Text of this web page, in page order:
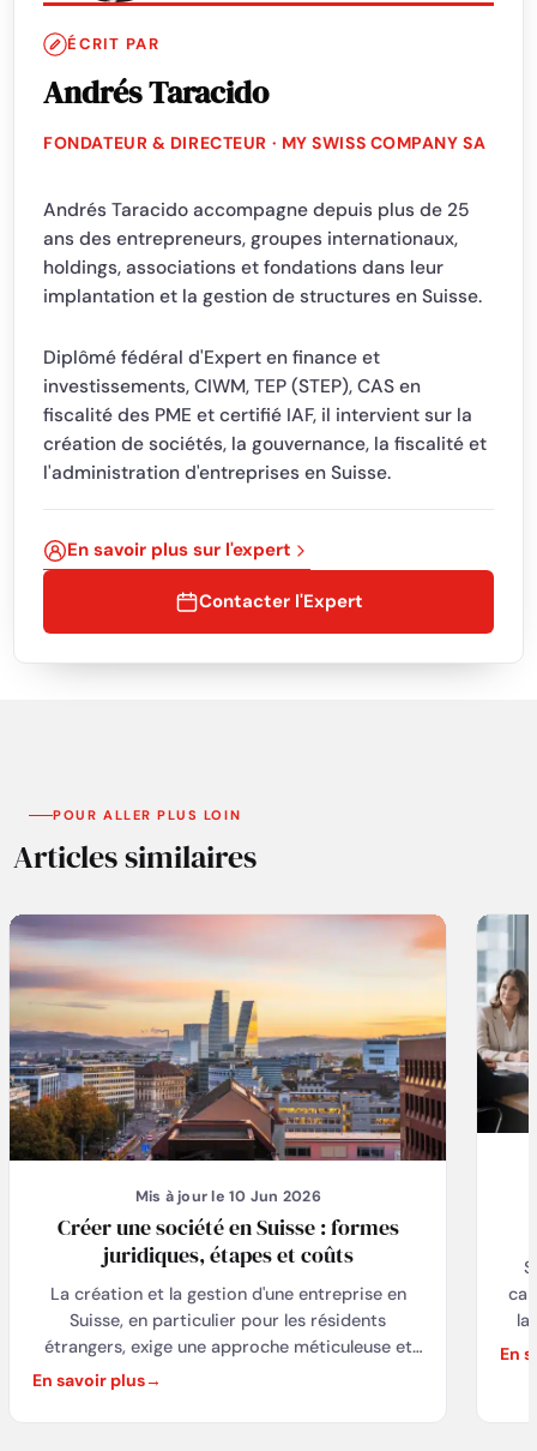
ÉCRIT PAR
Andrés Taracido
FONDATEUR & DIRECTEUR · MY SWISS COMPANY SA
Andrés Taracido accompagne depuis plus de 25
ans des entrepreneurs, groupes internationaux,
holdings, associations et fondations dans leur
implantation et la gestion de structures en Suisse.
Diplômé fédéral d'Expert en finance et
investissements, CIWM, TEP (STEP), CAS en
fiscalité des PME et certifié IAF, il intervient sur la
création de sociétés, la gouvernance, la fiscalité et
l'administration d'entreprises en Suisse.
En savoir plus sur l'expert
Contacter l'Expert
POUR ALLER PLUS LOIN
Articles similaires
Mis à jour le 10 Jun 2026
Créer une société en Suisse : formes
juridiques, étapes et coûts
La création et la gestion d'une entreprise en
Suisse, en particulier pour les résidents
étrangers, exige une approche méticuleuse et
experte. Cela implique de jongler avec divers
En savoir plus
la
En